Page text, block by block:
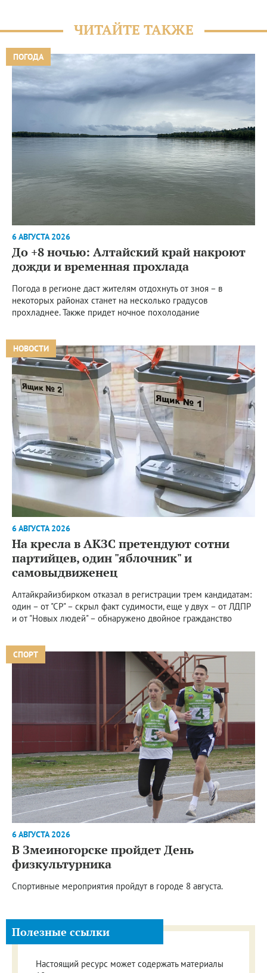
ЧИТАЙТЕ ТАКЖЕ
ПОГОДА
6 АВГУСТА 2026
До +8 ночью: Алтайский край накроют
дожди и временная прохлада
Погода в регионе даст жителям отдохнуть от зноя – в
некоторых районах станет на несколько градусов
прохладнее. Также придет ночное похолодание
НОВОСТИ
6 АВГУСТА 2026
На кресла в АКЗС претендуют сотни
партийцев, один "яблочник" и
самовыдвиженец
Алтайкрайизбирком отказал в регистрации трем кандидатам:
один – от "СР" – скрыл факт судимости, еще у двух – от ЛДПР
и от "Новых людей" – обнаружено двойное гражданство
СПОРТ
6 АВГУСТА 2026
В Змеиногорске пройдет День
физкультурника
Спортивные мероприятия пройдут в городе 8 августа.
Полезные ссылки
Настоящий ресурс может содержать материалы